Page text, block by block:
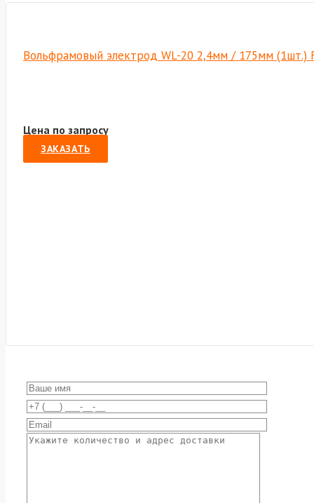
Вольфрамовый электрод WL-20 2,4мм / 175мм (1шт.)
Цена по запросу
ЗАКАЗАТЬ